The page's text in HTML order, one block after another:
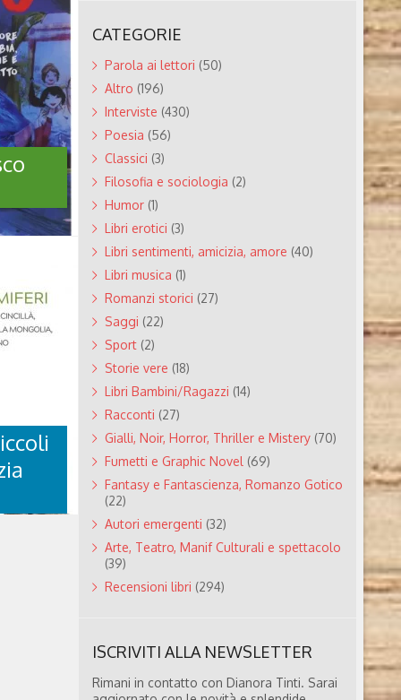
ai
il via la
ed
La
sangue e
of
film
di
CATEGORIE
Parola ai lettori (50)
Altro (196)
Interviste (430)
Poesia (56)
Classici (3)
Filosofia e sociologia (2)
Humor(1)
Libri erotici (3)
Libri sentimenti, amicizia, amore (40)
Libri musica (1)
Romanzi storici (27)
Saggi (22)
Sport(2)
Storie vere (18)
Libri Bambini/Ragazzi (14)
Racconti (27)
Gialli, Noir, Horror, Thriller e Mistery(70)
Fumetti e Graphic Novel (69)
Fantasy e Fantascienza, Romanzo Gotico
(22)
Autori emergenti (32)
Arte, Teatro, Manif Culturali e spettacolo
(39)
Recensioni libri (294)
ISCRIVITI ALLA NEWSLETTER
Rimani in contatto con Dianora Tinti. Sarai